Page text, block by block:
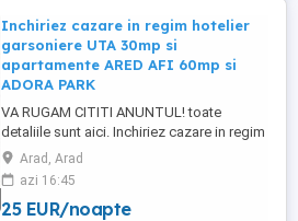
Inchiriez cazare in regim hotelier
garsoniere UTA 30mp si
apartamente ARED AFI 60mp si
ADORA PARK
VA RUGAM CITITI ANUNTUL! toate
detaliile sunt aici. Inchiriez cazare in regim
hotelier garsoniere in zona UTA de 30mp
SAU apartamente noi la ARED-urile noi
zona AFI-McDrive de 60mp pentru cei care
doresc si mai calitate, sau pentru
Arad, Arad
azi 16:45
25 EUR/noapte